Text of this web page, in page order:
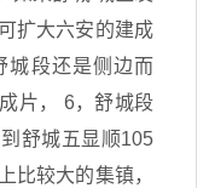
扩大六安的建成
城段还是侧边而
片， 6，舒城段
舒城五显顺105
比较大的集镇，